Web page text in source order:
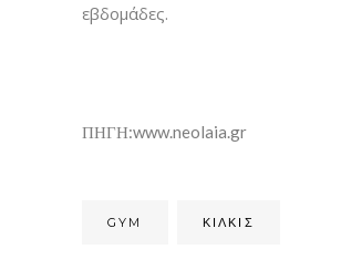
εβδομάδες.
ΠΗΓΗ:www.neolaia.gr
GYM ΚΙΛΚΊΣ